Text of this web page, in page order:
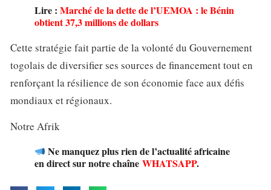
Lire : Marché de la dette de l’UEMOA : le Bénin
obtient 37,3 millions de dollars
Cette stratégie fait partie de la volonté du Gouvernement
togolais de diversifier ses sources de financement tout en
renforçant la résilience de son économie face aux défis
mondiaux et régionaux.
Notre Afrik
Ne manquez plus rien de l’actualité africaine
en direct sur notre chaîne WHATSAPP.